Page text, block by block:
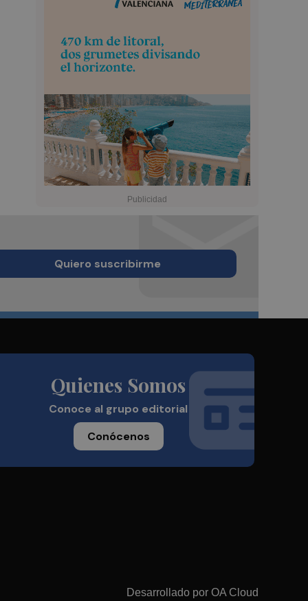
Quiero suscribirme
Quienes Somos
Conoce al grupo editorial
Conócenos
Desarrollado por OA Cloud